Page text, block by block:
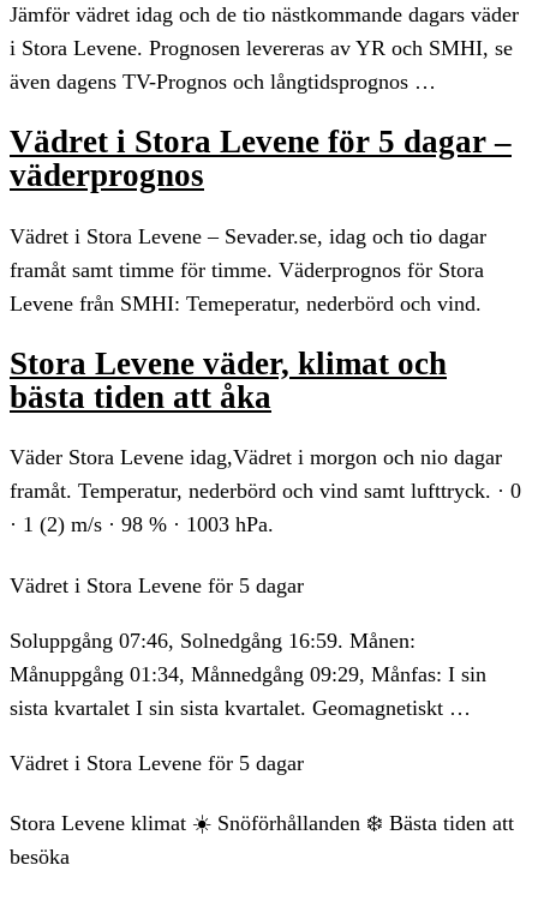
Jämför vädret idag och de tio nästkommande dagars väder
i Stora Levene. Prognosen levereras av YR och SMHI, se
även dagens TV-Prognos och långtidsprognos …
Vädret i Stora Levene för 5 dagar –
väderprognos
Vädret i Stora Levene – Sevader.se, idag och tio dagar
framåt samt timme för timme. Väderprognos för Stora
Levene från SMHI: Temeperatur, nederbörd och vind.
Stora Levene väder, klimat och
bästa tiden att åka
Väder Stora Levene idag,Vädret i morgon och nio dagar
framåt. Temperatur, nederbörd och vind samt lufttryck. · 0
· 1 (2) m/s · 98 % · 1003 hPa.
Vädret i Stora Levene för 5 dagar
Soluppgång 07:46, Solnedgång 16:59. Månen:
Månuppgång 01:34, Månnedgång 09:29, Månfas: I sin
sista kvartalet I sin sista kvartalet. Geomagnetiskt …
Vädret i Stora Levene för 5 dagar
Stora Levene klimat ☀️ Snöförhållanden ❄️ Bästa tiden att
besöka